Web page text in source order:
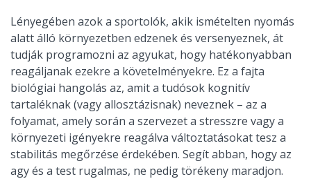
Lényegében azok a sportolók, akik ismételten nyomás
alatt álló környezetben edzenek és versenyeznek, át
tudják programozni az agyukat, hogy hatékonyabban
reagáljanak ezekre a követelményekre. Ez a fajta
biológiai hangolás az, amit a tudósok kognitív
tartaléknak (vagy allosztázisnak) neveznek – az a
folyamat, amely során a szervezet a stresszre vagy a
környezeti igényekre reagálva változtatásokat tesz a
stabilitás megőrzése érdekében. Segít abban, hogy az
agy és a test rugalmas, ne pedig törékeny maradjon.